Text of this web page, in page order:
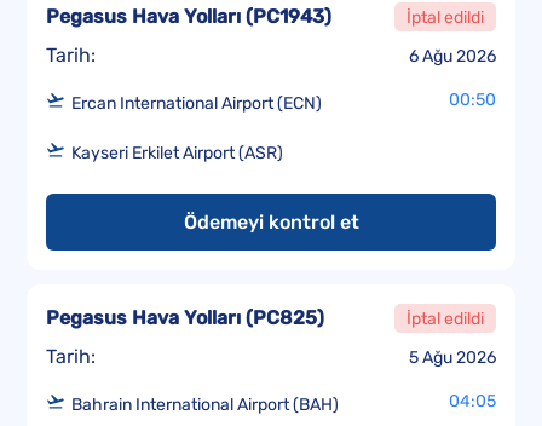
Tarih: 6 Ağu 2026
Pegasus Hava Yolları (PC1943) İptal edildi
Ercan International Airport (ECN) 00:50
Kayseri Erkilet Airport (ASR)
Ödemeyi kontrol et
Tarih: 5 Ağu 2026
Pegasus Hava Yolları (PC825) İptal edildi
Bahrain International Airport (BAH) 04:05